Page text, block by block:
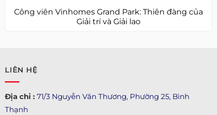
Công viên Vinhomes Grand Park: Thiên đàng của
Giải trí và Giải lao
LIÊN HỆ
Địa chỉ : 71/3 Nguyễn Văn Thương, Phường 25, Bình
Thạnh